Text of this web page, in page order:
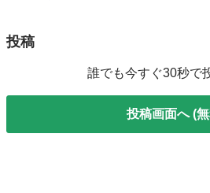
投稿
誰でも今すぐ30秒で
投稿画面へ (